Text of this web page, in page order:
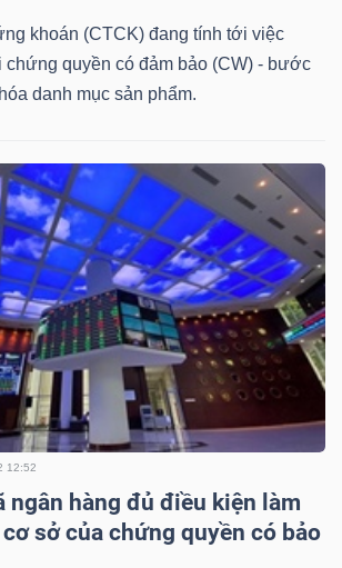
khoán (CTCK) đang tính tới việc
chứng quyền có đảm bảo (CW) - bước
danh mục sản phẩm.
12:52
ngân hàng đủ điều kiện làm
sở của chứng quyền có bảo